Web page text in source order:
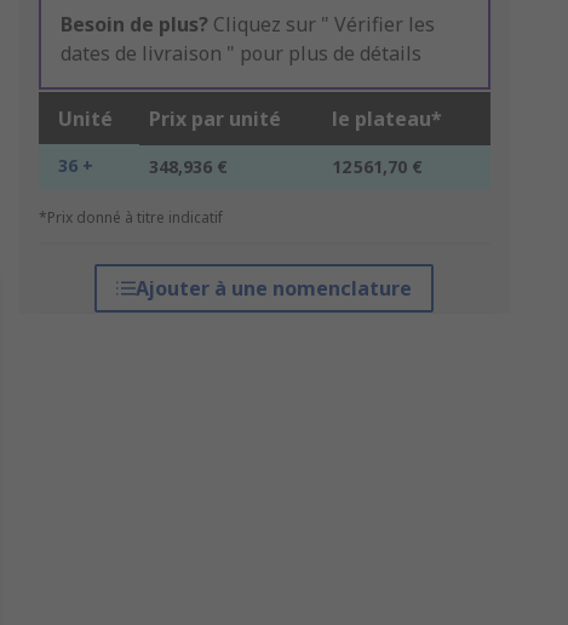
Besoin de plus? Cliquez sur " Vérifier les
dates de livraison " pour plus de détails
Unité Prix par unité le plateau*
36 + 348,936 € 12 561,70 €
*Prix donné à titre indicatif
Ajouter à une nomenclature